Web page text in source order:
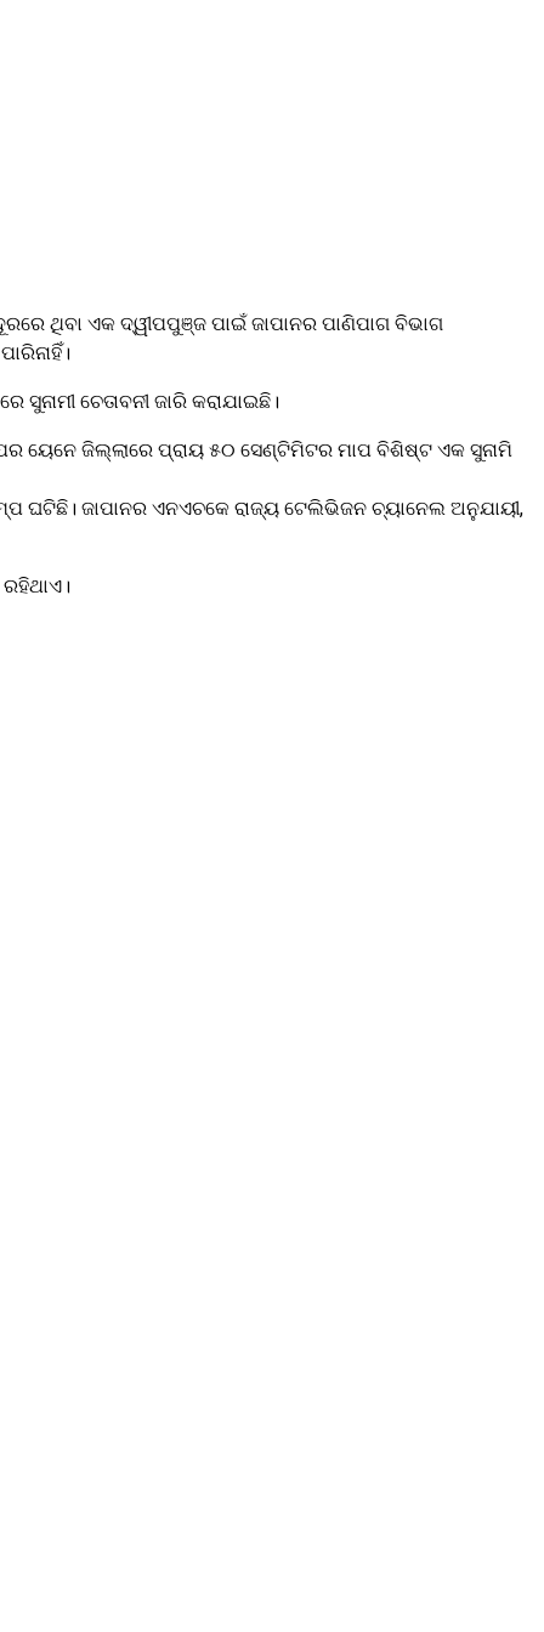
ଥିବା ଏକ ଦ୍ୱୀପପୁଞ୍ଜ ପାଇଁ ଜାପାନର ପାଣିପାଗ ବିଭାଗ
ଚେତାବନୀ ଜାରି କରାଯାଇଛି।
ୟେନେ ଜିଲ୍ଲାରେ ପ୍ରାୟ ୫୦ ସେଣ୍ଟିମିଟର ମାପ ବିଶିଷ୍ଟ ଏକ ସୁନାମି
ଜାପାନର ଏନଏଚକେ ରାଜ୍ୟ ଟେଲିଭିଜନ ଚ୍ୟାନେଲ ଅନୁଯାୟୀ,